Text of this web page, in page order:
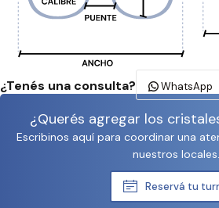
¿Tenés una consulta? WhatsApp
¿Querés agregar los
Escribinos aquí para coordinar una
nuestros locales.
Reservá tu